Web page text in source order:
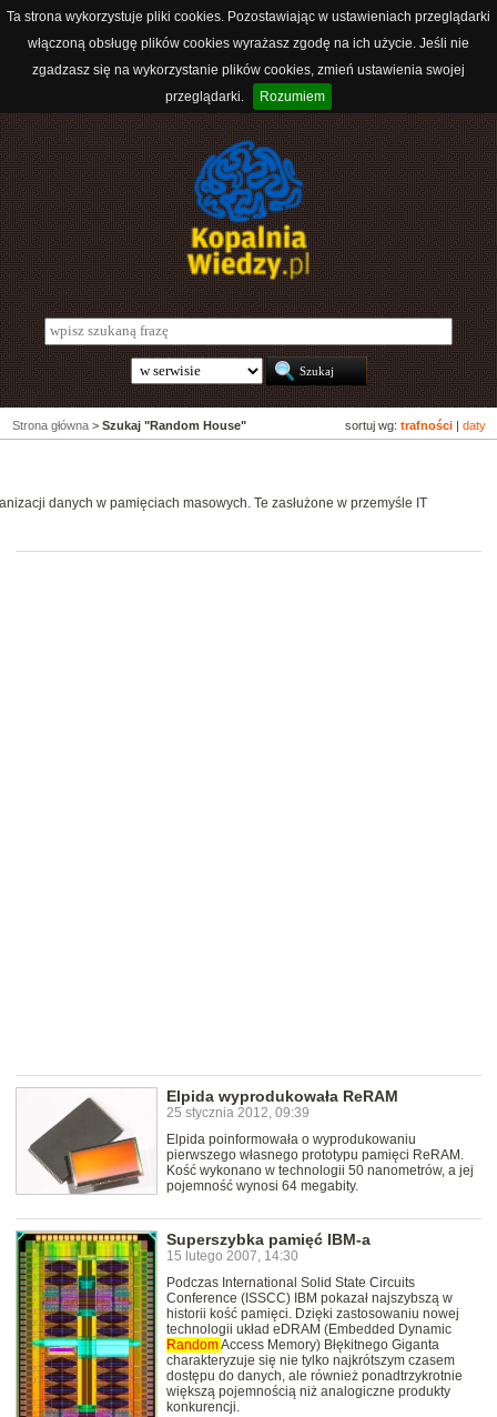
Ta strona wykorzystuje pliki cookies. Pozostawiając w ustawieniach przeglądarki
włączoną obsługę plików cookies wyrażasz zgodę na ich użycie. Jeśli nie
zgadzasz się na wykorzystanie plików cookies, zmień ustawienia swojej
przeglądarki.
Rozumiem
sortuj wg: trafności daty
Strona główna > Szukaj "Random House"
danych w pamięciach masowych. Te zasłużone w przemyśle IT
Elpida wyprodukowała ReRAM
25 stycznia 2012, 09:39
Elpida poinformowała o wyprodukowaniu
pierwszego własnego prototypu pamięci ReRAM.
Kość wykonano w technologii 50 nanometrów, a jej
pojemność wynosi 64 megabity.
Superszybka pamięć IBM-a
15 lutego 2007, 14:30
Podczas International Solid State Circuits
Conference (ISSCC) IBM pokazał najszybszą w
historii kość pamięci. Dzięki zastosowaniu nowej
technologii układ eDRAM (Embedded Dynamic
RandomAccess Memory) Błękitnego Giganta
charakteryzuje się nie tylko najkrótszym czasem
dostępu do danych, ale również ponadtrzykrotnie
większą pojemnością niż analogiczne produkty
konkurencji.